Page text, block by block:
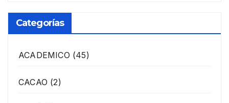
Categorías
ACADEMICO (45)
CACAO (2)